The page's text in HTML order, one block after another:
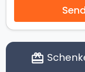
card_giftcard